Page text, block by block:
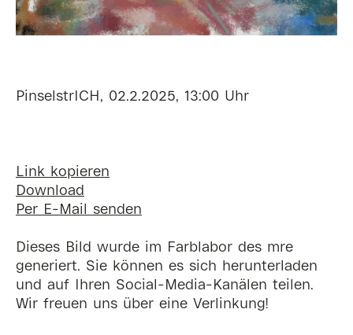
PinselstrICH, 02.2.2025, 13:00 Uhr
Link kopieren
Download
Per E-Mail senden
Dieses Bild wurde im Farblabor des mre
generiert. Sie können es sich herunterladen
und auf Ihren Social-Media-Kanälen teilen.
Wir freuen uns über eine Verlinkung!